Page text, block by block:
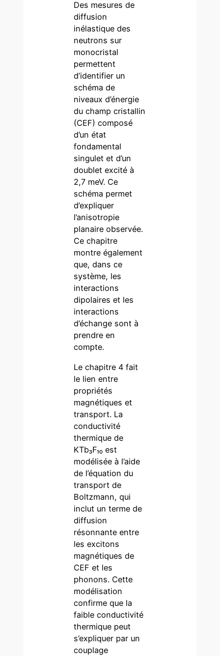
Des mesures de
diffusion
inélastique des
neutrons sur
monocristal
permettent
d’identifier un
schéma de
niveaux d’énergie
du champ cristallin
(CEF) composé
d’un état
fondamental
singulet et d’un
doublet excité à
2,7 meV. Ce
schéma permet
d’expliquer
l’anisotropie
planaire observée.
Ce chapitre
montre également
que, dans ce
système, les
interactions
dipolaires et les
interactions
d’échange sont à
prendre en
compte.
Le chapitre 4 fait
le lien entre
propriétés
magnétiques et
transport. La
conductivité
thermique de
KTb₃F₁₀ est
modélisée à l’aide
de l’équation du
transport de
Boltzmann, qui
inclut un terme de
diffusion
résonnante entre
les excitons
magnétiques de
CEF et les
phonons. Cette
modélisation
confirme que la
faible conductivité
thermique peut
s’expliquer par un
couplage